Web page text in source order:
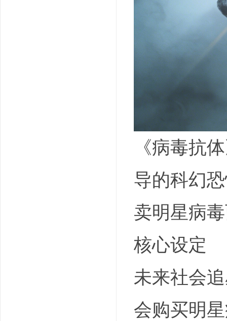
《病毒抗
导的科幻
卖明星病
核心设定
未来社会
会购买明